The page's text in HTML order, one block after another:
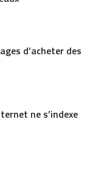
d’acheter des
ne s’indexe